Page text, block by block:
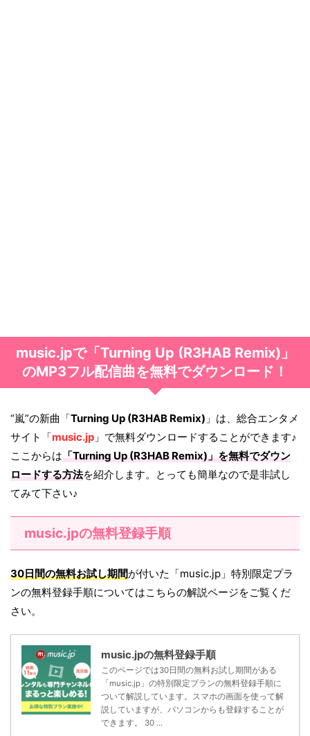
music.jpで「Turning Up (R3HAB Remix)」
のMP3フル配信曲を無料でダウンロード！
“嵐”の新曲「Turning Up (R3HAB Remix) 」は、総合エンタメ
サイト「music.jp 」で無料ダウンロードすることができます♪
ここからは「Turning Up (R3HAB Remix)」を無料でダウン
ロードする方法を紹介します。とっても簡単なので是非試し
てみて下さい♪
music.jpの無料登録手順
30日間の無料お試し期間が付いた「music.jp」特別限定プラ
ンの無料登録手順についてはこちらの解説ページをご覧くだ
さい。
music.jpの無料登録手順
このページでは30日間の無料お試し期間がある
「music.jp」の特別限定プランの無料登録手順に
ついて解説しています。スマホの画面を使って解
説していますが、パソコンからも登録することが
できます。 30 ...